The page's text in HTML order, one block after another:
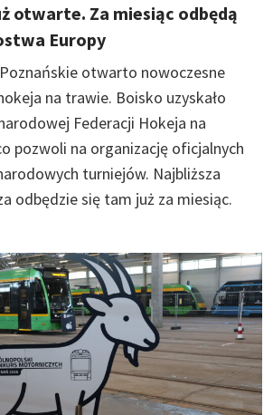
otwarte. Za miesiąc odbędą
Europy
otwarto nowoczesne
na trawie. Boisko uzyskało
Federacji Hokeja na
pozwoli na organizację oficjalnych
turniejów. Najbliższa
odbędzie się tam już za miesiąc.